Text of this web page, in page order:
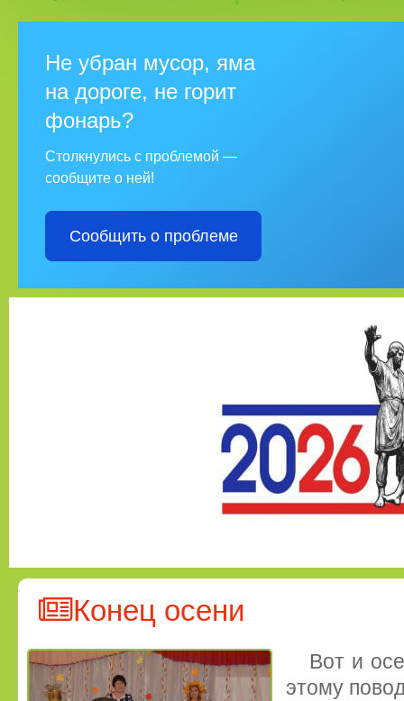
Не убран мусор, яма
на дороге, не горит
фонарь?
Столкнулись с проблемой —
сообщите о ней!
Сообщить о проблеме
Конец осени
Вот и
этому